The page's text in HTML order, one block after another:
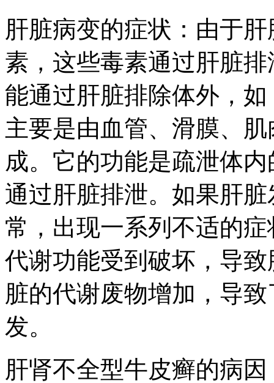
肝脏病变的症状：由于
素，这些毒素通过肝脏
能通过肝脏排除体外，
主要是由血管、滑膜、
成。它的功能是疏泄体
通过肝脏排泄。如果肝
常，出现一系列不适的
代谢功能受到破坏，导
脏的代谢废物增加，导
发。
肝肾不全型牛皮癣的病